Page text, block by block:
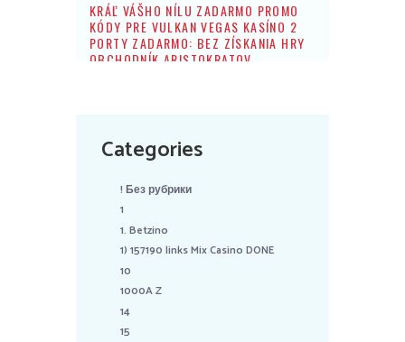
KRÁĽ VÁŠHO NÍLU ZADARMO PROMO
KÓDY PRE VULKAN VEGAS KASÍNO 2
PORTY ZADARMO: BEZ ZÍSKANIA HRY
OBCHODNÍK ARISTOKRATOV
Categories
! Без рубрики
1
1. Betzino
1) 157190 links Mix Casino DONE
10
1000A Z
14
15